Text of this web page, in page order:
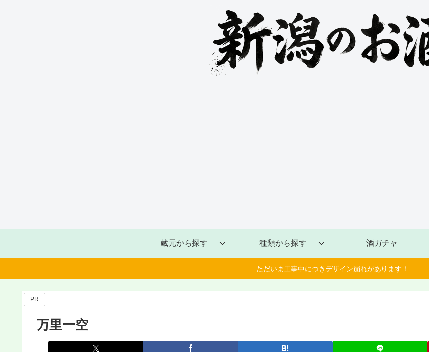
蔵元から探す 種類から探す 酒ガチャ
ただいま工事中につきデザイン崩れがあります！
PR
万里一空